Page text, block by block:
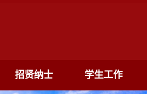
招贤纳士 学生工作